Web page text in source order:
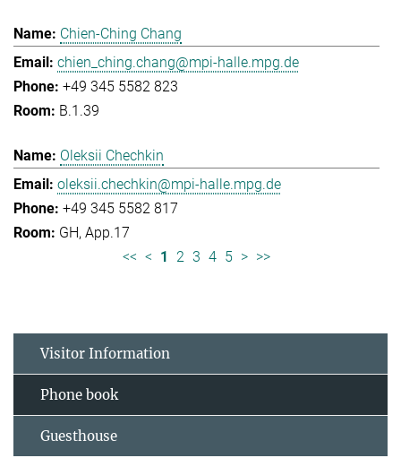
Chien-Ching Chang
chien_ching.chang@mpi-halle.mpg.de
+49 345 5582 823
B.1.39
Oleksii Chechkin
oleksii.chechkin@mpi-halle.mpg.de
+49 345 5582 817
GH, App.17
<< < 1 2 3 4 5 > >>
Visitor Information
Phone book
Guesthouse